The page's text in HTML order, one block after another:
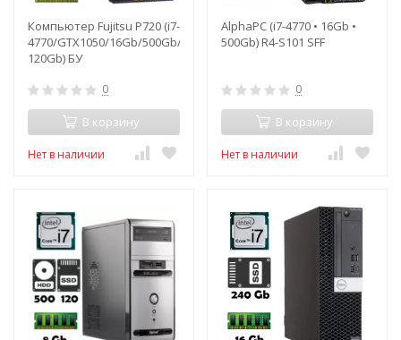
Компьютер Fujitsu P720 (i7-
4770/GTX1050/16Gb/500Gb/ssd
120Gb) БУ
0
В корзину
Нет в наличии
AlphaPC (i7-4770 • 16Gb •
500Gb) R4-S101 SFF
0
В корзину
Нет в наличии